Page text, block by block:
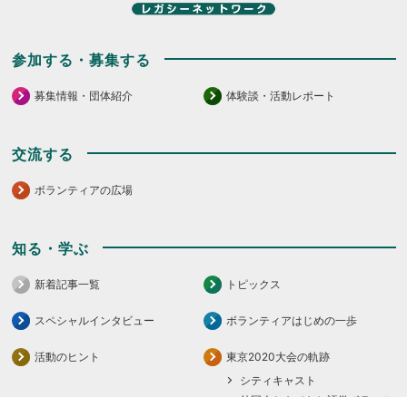
参加する・募集する
募集情報・団体紹介 体験談・活動レポート
交流する
ボランティアの広場
知る・学ぶ
新着記事一覧 トピックス
スペシャルインタビュー ボランティアはじめの一歩
活動のヒント
東京2020大会の軌跡
シティキャスト